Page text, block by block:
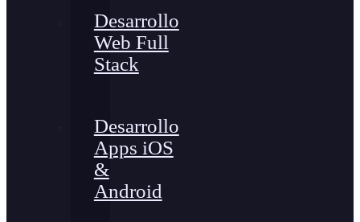
Desarrollo
Web Full
Stack
Desarrollo
Apps iOS
&
Android